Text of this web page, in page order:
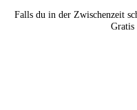
Falls du in der Zwischenzeit
Gratis